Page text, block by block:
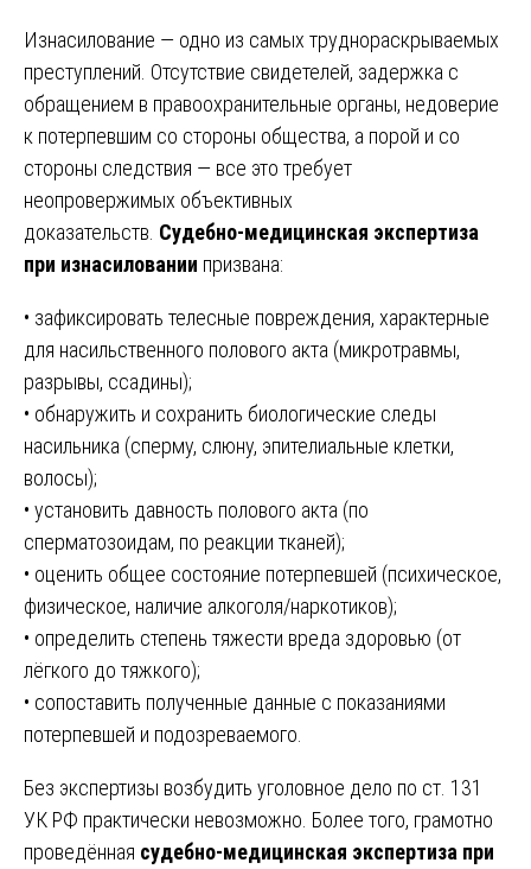
Изнасилование — одно из самых труднораскрываемых
преступлений. Отсутствие свидетелей, задержка с
обращением в правоохранительные органы, недоверие
к потерпевшим со стороны общества, а порой и со
стороны следствия — все это требует
неопровержимых объективных
доказательств. Судебно-медицинская экспертиза
при изнасиловании призвана:
• зафиксировать телесные повреждения, характерные
для насильственного полового акта (микротравмы,
разрывы, ссадины);
• обнаружить и сохранить биологические следы
насильника (сперму, слюну, эпителиальные клетки,
волосы);
• установить давность полового акта (по
сперматозоидам, по реакции тканей);
• оценить общее состояние потерпевшей (психическое,
физическое, наличие алкоголя/наркотиков);
• определить степень тяжести вреда здоровью (от
лёгкого до тяжкого);
• сопоставить полученные данные с показаниями
потерпевшей и подозреваемого.
Без экспертизы возбудить уголовное дело по ст. 131
УК РФ практически невозможно. Более того, грамотно
проведённая судебно-медицинская экспертиза при